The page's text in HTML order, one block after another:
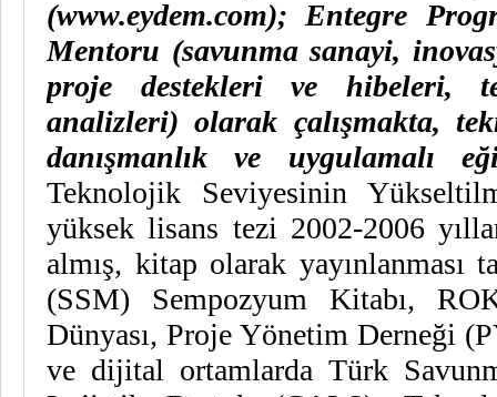
(www.eydem.com); Entegre
Mentoru (savunma sanayi,
proje destekleri ve hibeleri,
analizleri) olarak çalışmakta,
danışmanlık ve uygulamalı
Teknolojik Seviyesinin
yüksek lisans tezi 2002-2006
almış, kitap olarak yayınlanması
(SSM) Sempozyum Kitabı,
Dünyası, Proje Yönetim Derneği
ve dijital ortamlarda Türk